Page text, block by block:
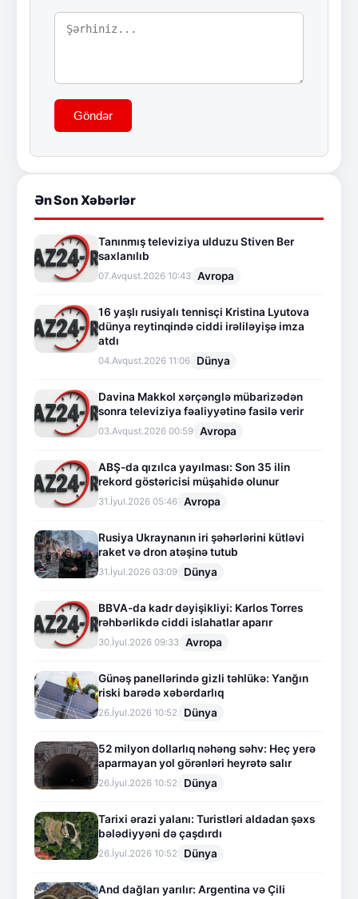
Göndər
Ən Son Xəbərlər
Tanınmış televiziya ulduzu Stiven Ber
saxlanılıb
07.Avqust.2026 10:43 Avropa
16 yaşlı rusiyalı tennisçi Kristina Lyutova
dünya reytinqində ciddi irəliləyişə imza
atdı
04.Avqust.2026 11:06 Dünya
Davina Makkol xərçənglə mübarizədən
sonra televiziya fəaliyyətinə fasilə verir
03.Avqust.2026 00:59 Avropa
ABŞ-da qızılca yayılması: Son 35 ilin
rekord göstəricisi müşahidə olunur
31.İyul.2026 05:46 Avropa
Rusiya Ukraynanın iri şəhərlərini kütləvi
raket və dron atəşinə tutub
31.İyul.2026 03:09 Dünya
BBVA-da kadr dəyişikliyi: Karlos Torres
rəhbərlikdə ciddi islahatlar aparır
30.İyul.2026 09:33 Avropa
Günəş panellərində gizli təhlükə: Yanğın
riski barədə xəbərdarlıq
26.İyul.2026 10:52 Dünya
52 milyon dollarlıq nəhəng səhv: Heç yerə
aparmayan yol görənləri heyrətə salır
26.İyul.2026 10:52 Dünya
Tarixi ərazi yalanı: Turistləri aldadan şəxs
bələdiyyəni də çaşdırdı
26.İyul.2026 10:52 Dünya
And dağları yarılır: Argentina və Çili